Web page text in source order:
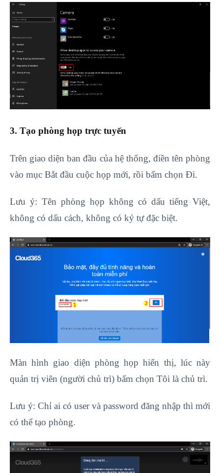
3. Tạo phòng họp trực tuyến
Trên giao diện ban đầu của hệ thống, điền tên phòng
vào mục Bắt đầu cuộc họp mới, rồi bấm chọn Đi.
Lưu ý: Tên phòng họp không có dấu tiếng Việt,
không có dấu cách, không có ký tự đặc biệt.
Màn hình giao diện phòng họp hiển thị, lúc này
quản trị viên (người chủ trì) bấm chọn Tôi là chủ trì.
Lưu ý: Chỉ ai có user và password đăng nhập thì mới
có thể tạo phòng.